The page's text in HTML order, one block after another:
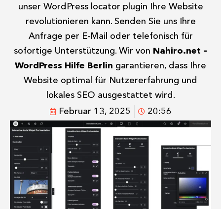
unser WordPress locator plugin Ihre Website
revolutionieren kann. Senden Sie uns Ihre
Anfrage per E-Mail oder telefonisch für
sofortige Unterstützung. Wir von Nahiro.net –
WordPress Hilfe Berlin garantieren, dass Ihre
Website optimal für Nutzererfahrung und
lokales SEO ausgestattet wird.
Februar 13, 2025
20:56